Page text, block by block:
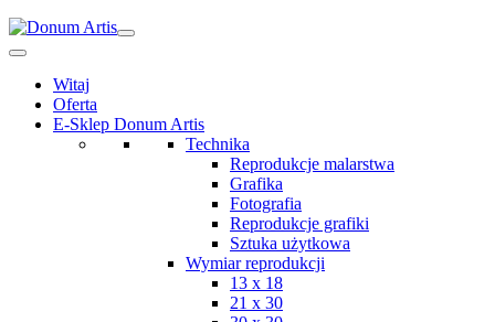
Witaj
Oferta
E-Sklep Donum Artis
Technika
Reprodukcje malarstwa
Grafika
Fotografia
Reprodukcje grafiki
Sztuka użytkowa
Wymiar reprodukcji
13 x 18
21 x 30